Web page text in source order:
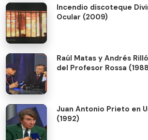
Incendio discoteque
Ocular (2009)
Raúl Matas y Andrés
del Profesor Rossa
Juan Antonio Prieto en
(1992)